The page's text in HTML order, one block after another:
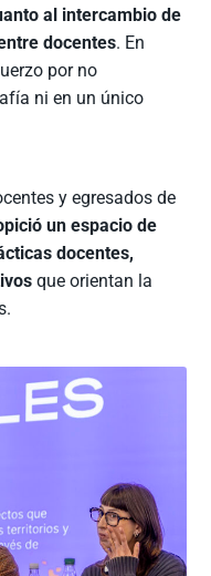
al intercambio de
docentes. En
por no
ni en un único
y egresados de
un espacio de
docentes,
que orientan la